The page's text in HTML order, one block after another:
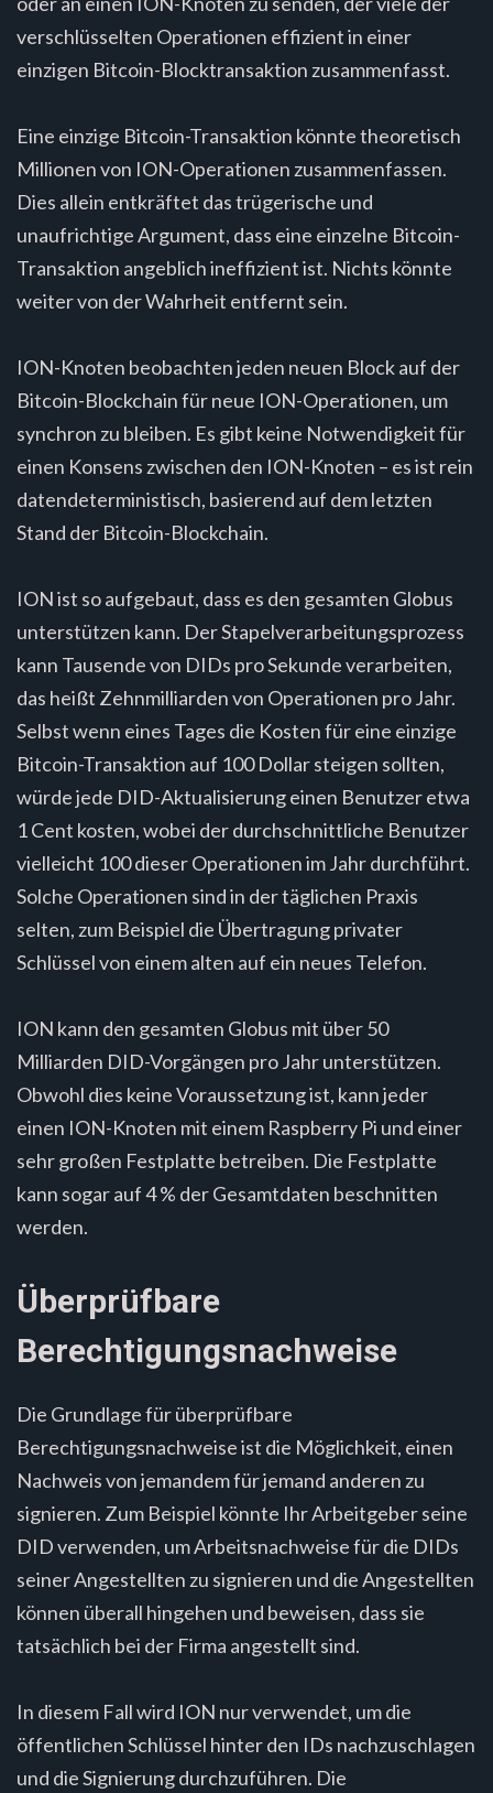
verschlüsselten Operationen effizient in einer
einzigen Bitcoin-Blocktransaktion zusammenfasst.
Eine einzige Bitcoin-Transaktion könnte theoretisch
Millionen von ION-Operationen zusammenfassen.
Dies allein entkräftet das trügerische und
unaufrichtige Argument, dass eine einzelne Bitcoin-
Transaktion angeblich ineffizient ist. Nichts könnte
weiter von der Wahrheit entfernt sein.
ION-Knoten beobachten jeden neuen Block auf der
Bitcoin-Blockchain für neue ION-Operationen, um
synchron zu bleiben. Es gibt keine Notwendigkeit für
einen Konsens zwischen den ION-Knoten – es ist rein
datendeterministisch, basierend auf dem letzten
Stand der Bitcoin-Blockchain.
ION ist so aufgebaut, dass es den gesamten Globus
unterstützen kann. Der Stapelverarbeitungsprozess
kann Tausende von DIDs pro Sekunde verarbeiten,
das heißt Zehnmilliarden von Operationen pro Jahr.
Selbst wenn eines Tages die Kosten für eine einzige
Bitcoin-Transaktion auf 100 Dollar steigen sollten,
würde jede DID-Aktualisierung einen Benutzer etwa
1 Cent kosten, wobei der durchschnittliche Benutzer
vielleicht 100 dieser Operationen im Jahr durchführt.
Solche Operationen sind in der täglichen Praxis
selten, zum Beispiel die Übertragung privater
Schlüssel von einem alten auf ein neues Telefon.
ION kann den gesamten Globus mit über 50
Milliarden DID-Vorgängen pro Jahr unterstützen.
Obwohl dies keine Voraussetzung ist, kann jeder
einen ION-Knoten mit einem Raspberry Pi und einer
sehr großen Festplatte betreiben. Die Festplatte
kann sogar auf 4 % der Gesamtdaten beschnitten
werden.
Überprüfbare
Berechtigungsnachweise
Die Grundlage für überprüfbare
Berechtigungsnachweise ist die Möglichkeit, einen
Nachweis von jemandem für jemand anderen zu
signieren. Zum Beispiel könnte Ihr Arbeitgeber seine
DID verwenden, um Arbeitsnachweise für die DIDs
seiner Angestellten zu signieren und die Angestellten
können überall hingehen und beweisen, dass sie
tatsächlich bei der Firma angestellt sind.
In diesem Fall wird ION nur verwendet, um die
öffentlichen Schlüssel hinter den IDs nachzuschlagen
und die Signierung durchzuführen. Die